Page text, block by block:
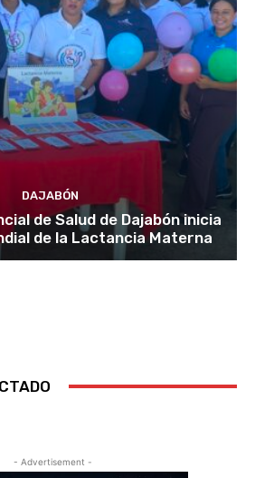
DAJABÓN
de Salud de Dajabón inicia
de la Lactancia Materna
- Advertisement -